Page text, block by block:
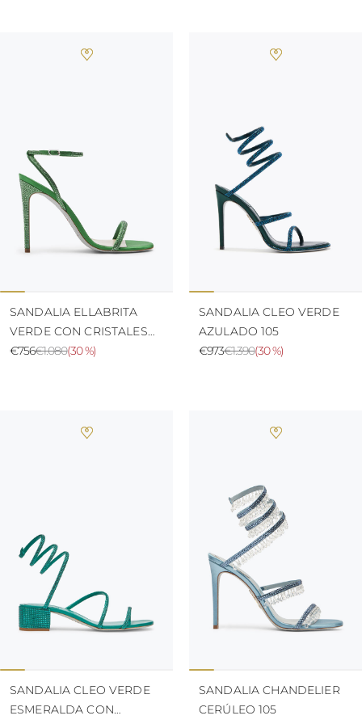
SANDALIA ELLABRITA
VERDE CON CRISTALES
105 €1.080
€756 (30 %)
SANDALIA CLEO VERDE
AZULADO 105
€1.390
€973 (30 %)
SANDALIA CLEO VERDE
ESMERALDA CON
SANDALIA CHANDELIER
CERÚLEO 105